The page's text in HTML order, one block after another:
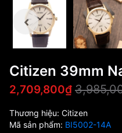
Citizen 39mm
2,709,800₫
Thương hiệu: Citizen
Mã sản phẩm: BI5002-14A